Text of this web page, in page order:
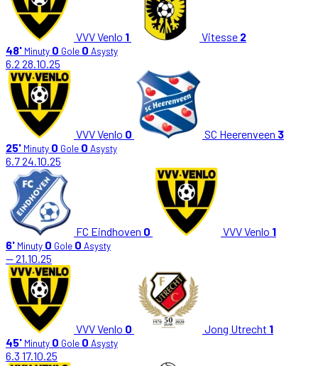
VVV Venlo 1 Vitesse 2
48' Minuty 0 Gole 0 Asysty
6.2 28.10.25
VVV Venlo 0 SC Heerenveen 3
25' Minuty 0 Gole 0 Asysty
6.724.10.25
FC Eindhoven 0 VVV Venlo 1
6' Minuty 0 Gole 0 Asysty
—21.10.25
VVV Venlo 0 Jong Utrecht 1
45' Minuty 0 Gole 0 Asysty
6.3 17.10.25